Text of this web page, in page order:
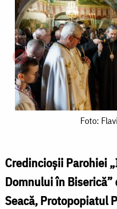
Foto:
Credincioșii Parohiei
Domnului în
Seacă, Protopopiatul